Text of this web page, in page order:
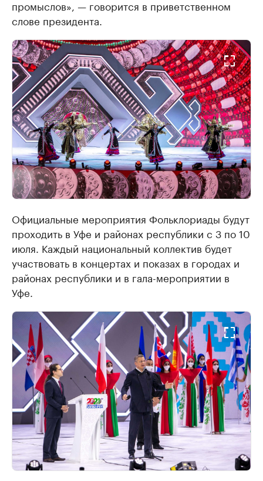
промыслов», — говорится в приветственном
слове президента.
Официальные мероприятия Фольклориады будут
проходить в Уфе и районах республики с 3 по 10
июля. Каждый национальный коллектив будет
участвовать в концертах и показах в городах и
районах республики и в гала-мероприятии в
Уфе.